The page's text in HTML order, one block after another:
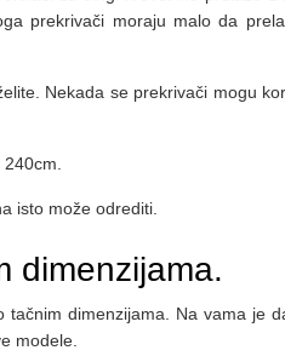
prekrivači moraju malo da
Nekada se prekrivači mogu
isto može odrediti.
dimenzijama.
tačnim dimenzijama. Na vama je
modele.